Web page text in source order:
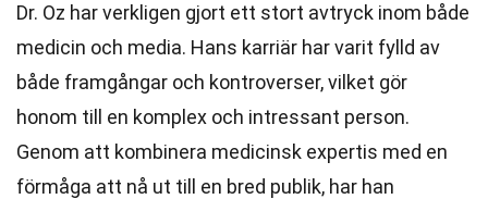
Dr. Oz har verkligen gjort ett stort avtryck inom både
medicin och media. Hans karriär har varit fylld av
både framgångar och kontroverser, vilket gör
honom till en komplex och intressant person.
Genom att kombinera medicinsk expertis med en
förmåga att nå ut till en bred publik, har han